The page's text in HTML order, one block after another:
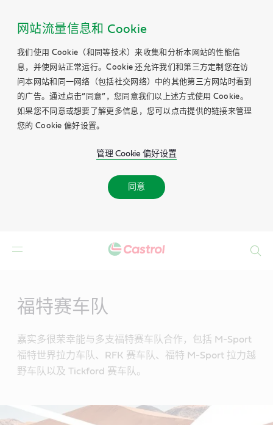
网站流量信息和 Cookie
我们使用 Cookie（和同等技术）来收集和分析本网站的性能信
息，并使网站正常运行。Cookie 还允许我们和第三方定制您在访
问本网站和同一网络（包括社交网络）中的其他第三方网站时看到
的广告。通过点击“同意”，您同意我们以上述方式使用 Cookie。
如果您不同意或想要了解更多信息，您可以点击提供的链接来管理
您的 Cookie 偏好设置。
管理 Cookie 偏好设置
同意
福特赛车队
嘉实多很荣幸能与多支福特赛车队合作，包括 M-Sport
福特世界拉力车队、RFK 赛车队、福特 M-Sport 拉力越
野车队以及 Tickford 赛车队。